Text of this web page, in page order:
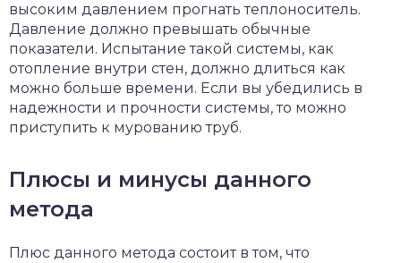
высоким давлением прогнать теплоноситель.
Давление должно превышать обычные
показатели. Испытание такой системы, как
отопление внутри стен, должно длиться как
можно больше времени. Если вы убедились в
надежности и прочности системы, то можно
приступить к мурованию труб.
Плюсы и минусы данного
метода
Плюс данного метода состоит в том, что